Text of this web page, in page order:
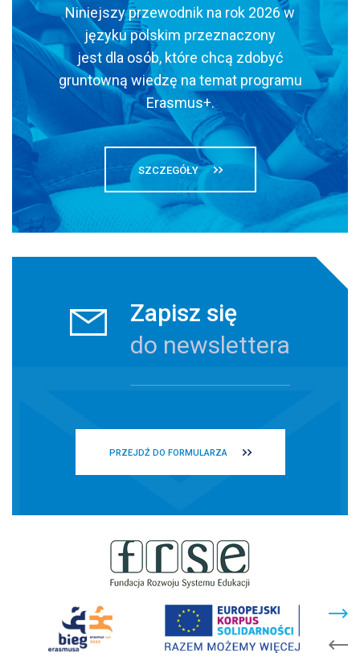
Niniejszy przewodnik na rok 2026 w
języku polskim przeznaczony
jest dla osób, które chcą zdobyć
gruntowną wiedzę na temat programu
Erasmus+.
SZCZEGÓŁY
Zapisz się
do newslettera
PRZEJDŹ DO FORMULARZA